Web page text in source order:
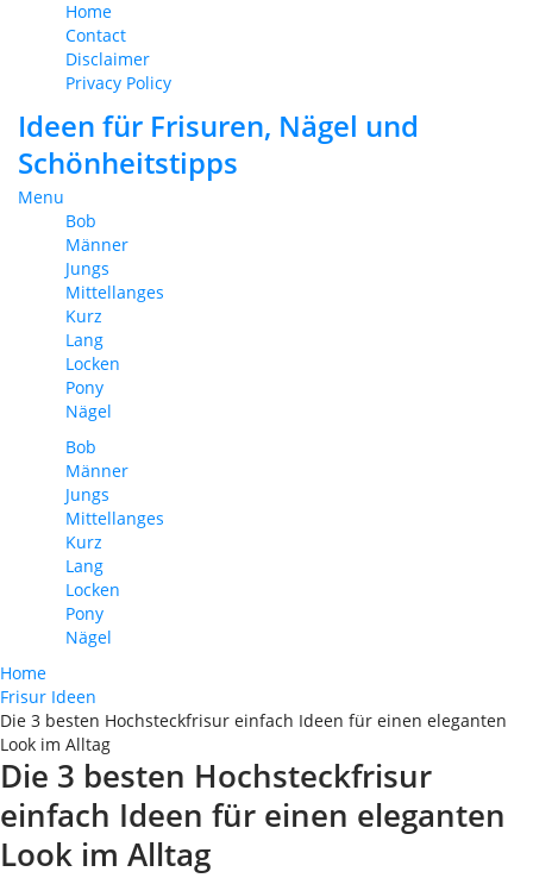
Home
Contact
Disclaimer
Privacy Policy
Ideen für Frisuren, Nägel und
Schönheitstipps
Menu
Bob
Männer
Jungs
Mittellanges
Kurz
Lang
Locken
Pony
Nägel
Bob
Männer
Jungs
Mittellanges
Kurz
Lang
Locken
Pony
Nägel
Home
Frisur Ideen
Die 3 besten Hochsteckfrisur einfach Ideen für einen eleganten
Look im Alltag
Die 3 besten Hochsteckfrisur
einfach Ideen für einen eleganten
Look im Alltag